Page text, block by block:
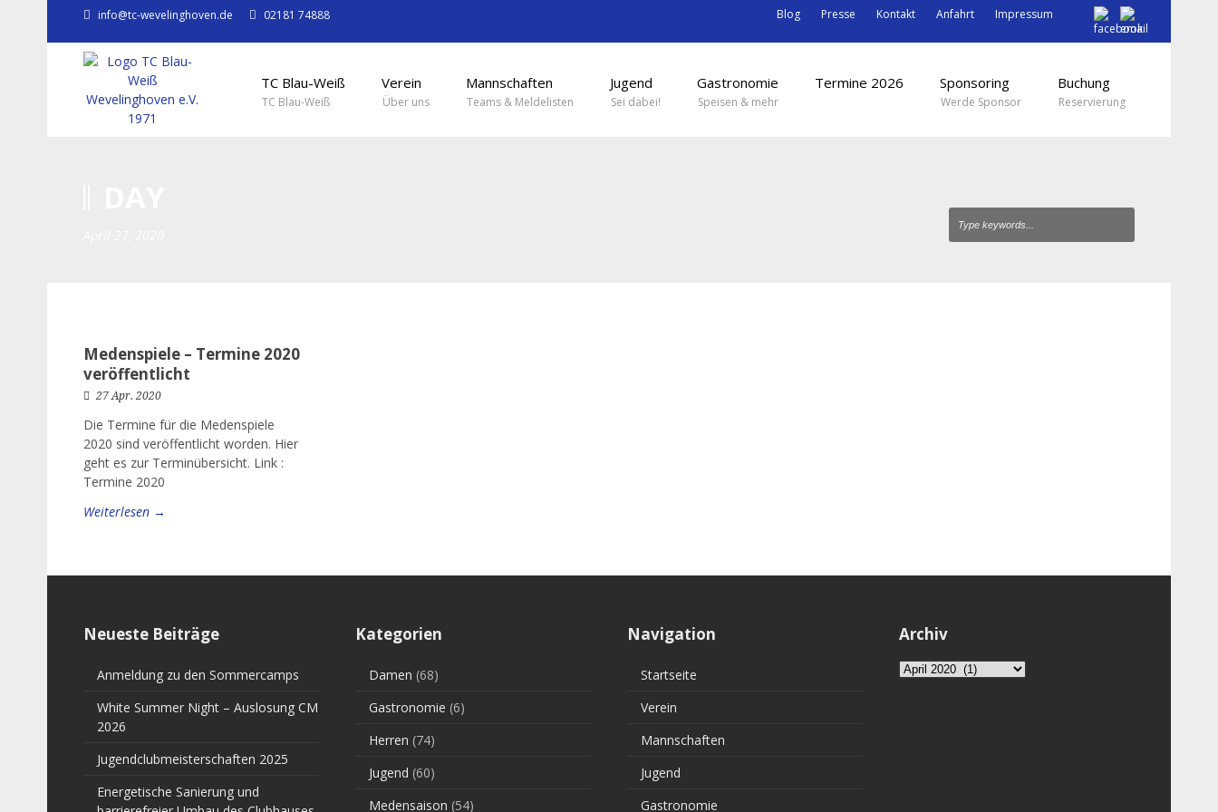
info@tc-wevelinghoven.de 02181 74888 Blog Presse Kontakt Anfahrt Impressum
TC Blau-Weiß
TC Blau-Weiß
Verein
Über uns
Mannschaften
Teams & Meldelisten
Jugend
Sei dabei!
Gastronomie
Speisen & mehr
Termine 2026 Sponsoring
Werde Sponsor
Buchung
Reservierung
Medenspiele – Termine 2020
veröffentlicht
27 Apr. 2020
Die Termine für die Medenspiele
2020 sind veröffentlicht worden. Hier
geht es zur Terminübersicht. Link :
Termine 2020
Weiterlesen →
Neueste Beiträge
Anmeldung zu den Sommercamps
White Summer Night – Auslosung CM
2026
Jugendclubmeisterschaften 2025
Energetische Sanierung und
Kategorien
Damen (68)
Gastronomie (6)
Herren (74)
Jugend (60)
Medensaison (54)
Navigation
Startseite
Verein
Mannschaften
Jugend
Gastronomie
Archiv
Archiv